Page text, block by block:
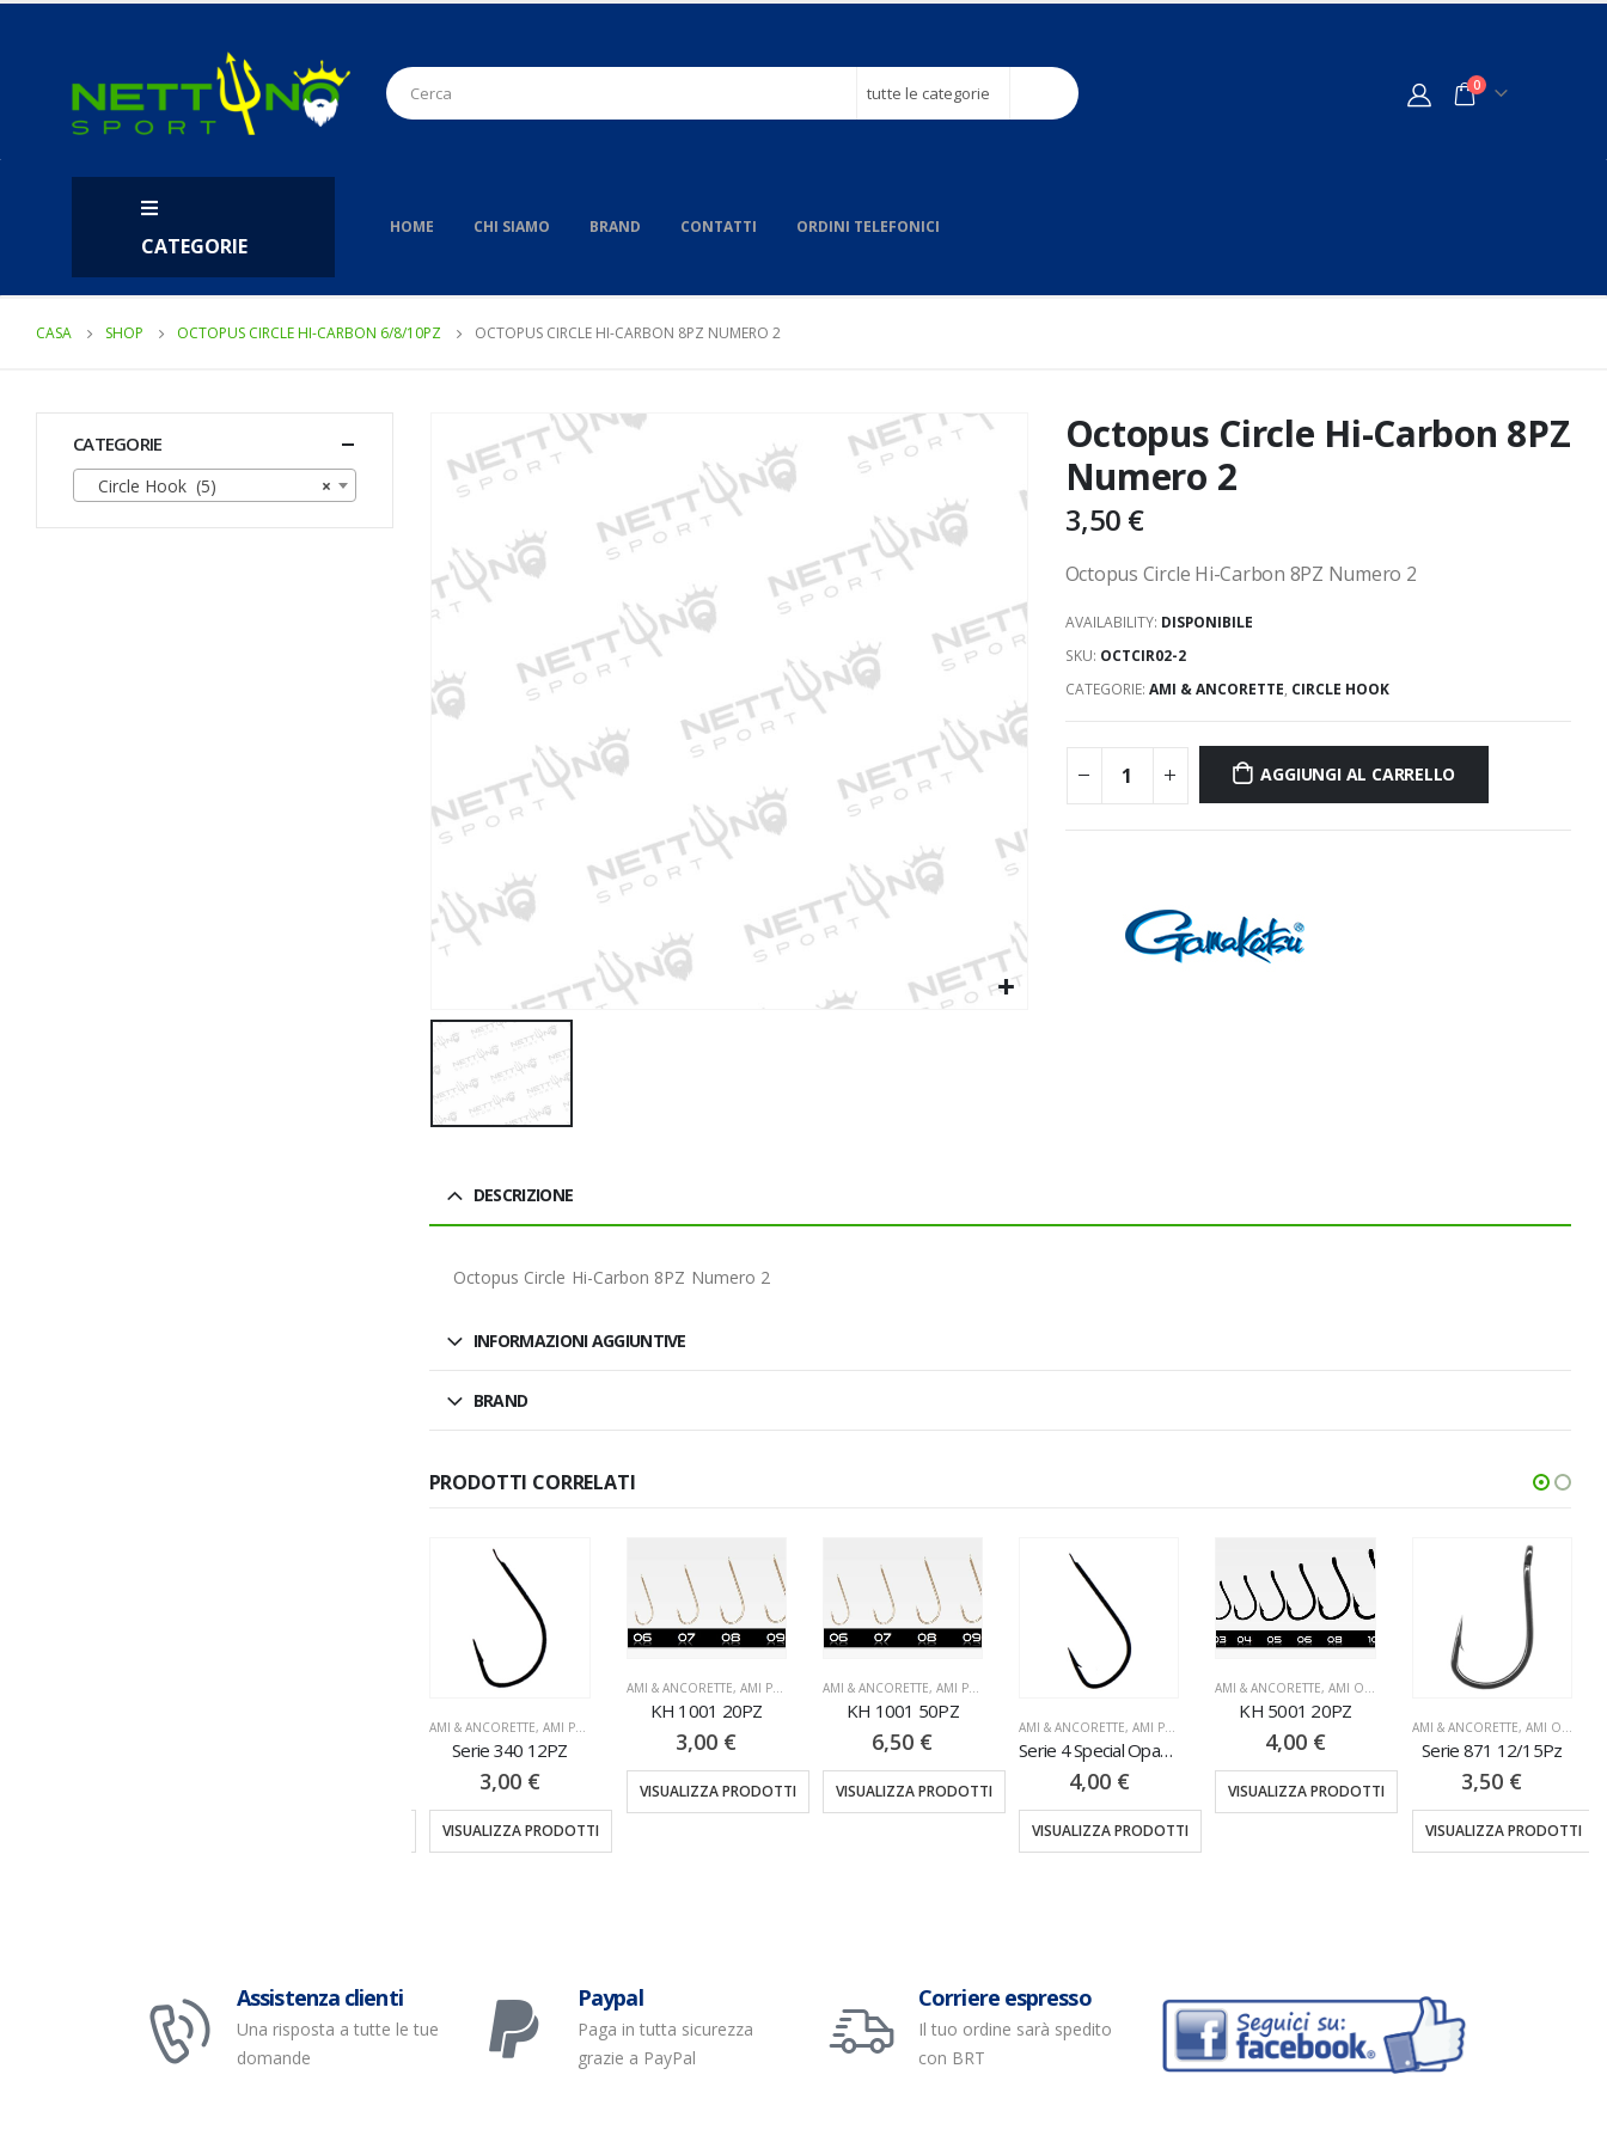
tutte le categorie 0
CATEGORIE
HOME CHI SIAMO BRAND CONTATTI ORDINI TELEFONICI
CASA SHOP OCTOPUS CIRCLE HI-CARBON 6/8/10PZ OCTOPUS CIRCLE HI-CARBON 8PZ NUMERO 2
Octopus Circle Hi-Carbon 8PZ
Numero 2
3,50 €
Octopus Circle Hi-Carbon 8PZ Numero 2
AVAILABILITY: DISPONIBILE
SKU: OCTCIR02-2
CATEGORIE: AMI & ANCORETTE, CIRCLE HOOK
AGGIUNGI AL CARRELLO
DESCRIZIONE
Octopus Circle Hi-Carbon 8PZ Numero 2
INFORMAZIONI AGGIUNTIVE
BRAND
PRODOTTI CORRELATI
AMI & ANCORETTE,AMI PALETTA
Serie 340 12PZ
3,00 €
VISUALIZZA PRODOTTI
AMI & ANCORETTE, AMI PALETTA
KH 1001 20PZ
3,00 €
VISUALIZZA PRODOTTI
AMI & ANCORETTE, AMI PALETTA
KH 1001 50PZ
6,50 €
VISUALIZZA PRODOTTI
AMI & ANCORETTE, AMI PALETTA
Serie 4 Special Opaco 25PZ
4,00 €
VISUALIZZA PRODOTTI
AMI & ANCORETTE,AMI OCCHIELLO
KH 5001 20PZ
4,00 €
VISUALIZZA PRODOTTI
AMI & ANCORETTE, AMI OCCHIELLO
Serie 871 12/15Pz
3,50 €
VISUALIZZA PRODOTTI
CATEGORIE
×
Circle Hook (5)
Assistenza clienti
Una risposta a tutte le tue
domande
Paypal
Paga in tutta sicurezza
grazie a PayPal
Corriere espresso
Il tuo ordine sarà spedito
con BRT